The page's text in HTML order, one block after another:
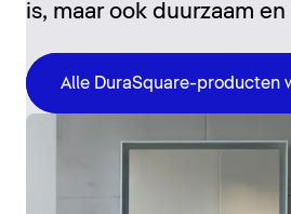
is, maar ook duurzaam en
Alle DuraSquare-producten